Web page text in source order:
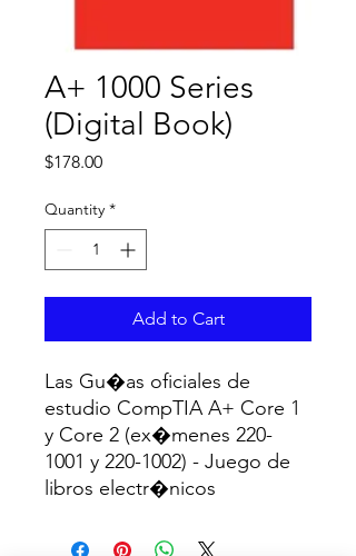
A+ 1000 Series
(Digital Book)
$178.00Price
Quantity *
Add to Cart
Las Gu�as oficiales de
estudio CompTIA A+ Core 1
y Core 2 (ex�menes 220-
1001 y 220-1002) - Juego de
libros electr�nicos